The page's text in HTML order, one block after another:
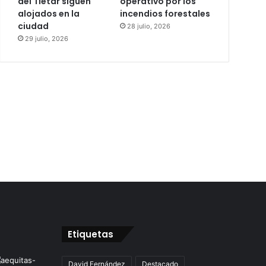
alojados en la
ciudad
29 julio, 2026
incendios forestales
28 julio, 2026
Etiquetas
David Fernández Destacado